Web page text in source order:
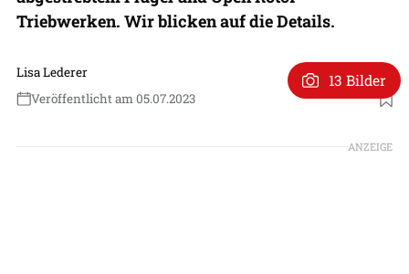
Triebwerken. Wir blicken auf die Details.
Lisa Lederer
Veröffentlicht am 05.07.2023
Foto: Onera
13 Bilder
ANZEIGE